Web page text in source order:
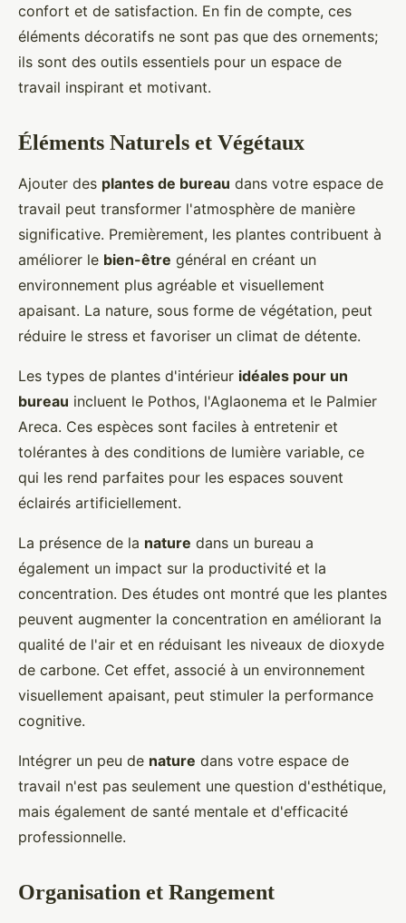
confort et de satisfaction. En fin de compte, ces
éléments décoratifs ne sont pas que des ornements;
ils sont des outils essentiels pour un espace de
travail inspirant et motivant.
Éléments Naturels et Végétaux
Ajouter des plantes de bureau dans votre espace de
travail peut transformer l'atmosphère de manière
significative. Premièrement, les plantes contribuent à
améliorer le bien-être général en créant un
environnement plus agréable et visuellement
apaisant. La nature, sous forme de végétation, peut
réduire le stress et favoriser un climat de détente.
Les types de plantes d'intérieur idéales pour un
bureau incluent le Pothos, l'Aglaonema et le Palmier
Areca. Ces espèces sont faciles à entretenir et
tolérantes à des conditions de lumière variable, ce
qui les rend parfaites pour les espaces souvent
éclairés artificiellement.
La présence de la nature dans un bureau a
également un impact sur la productivité et la
concentration. Des études ont montré que les plantes
peuvent augmenter la concentration en améliorant la
qualité de l'air et en réduisant les niveaux de dioxyde
de carbone. Cet effet, associé à un environnement
visuellement apaisant, peut stimuler la performance
cognitive.
Intégrer un peu de nature dans votre espace de
travail n'est pas seulement une question d'esthétique,
mais également de santé mentale et d'efficacité
professionnelle.
Organisation et Rangement